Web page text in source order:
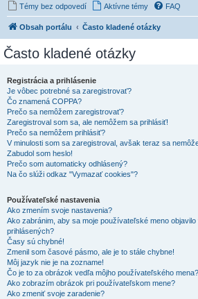
Témy bez odpovedí Aktívne témy FAQ
Obsah portálu Často kladené otázky
Často kladené otázky
Registrácia a prihlásenie
Je vôbec potrebné sa zaregistrovať?
Čo znamená COPPA?
Prečo sa nemôžem zaregistrovať?
Zaregistroval som sa, ale nemôžem sa prihlásiť!
Prečo sa nemôžem prihlásiť?
V minulosti som sa zaregistroval, avšak teraz sa
Zabudol som heslo!
Prečo som automaticky odhlásený?
Na čo slúži odkaz "Vymazať cookies"?
Používateľské nastavenia
Ako zmením svoje nastavenia?
Ako zabránim, aby sa moje používateľské meno
prihlásených?
Časy sú chybné!
Zmenil som časové pásmo, ale je to stále chybne!
Môj jazyk nie je na zozname!
Čo je to za obrázok vedľa môjho používateľského mena?
Ako zobrazím obrázok pri používateľskom mene?
Ako zmeniť svoje zaradenie?